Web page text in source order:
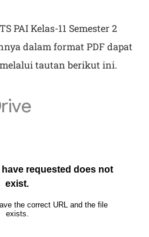
PAI Kelas-11 Semester 2
dalam format PDF dapat
tautan berikut ini.